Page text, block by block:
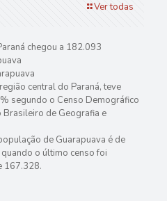
Ver todas
chegou a 182.093
central do Paraná, teve
segundo o Censo Demográfico
de Geografia e
de Guarapuava é de
o último censo foi
167.328.